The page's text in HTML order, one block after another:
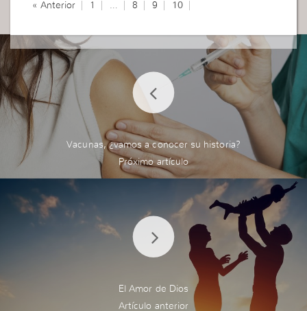
« Anterior 1 … 8 9 10
Vacunas, ¿vamos a conocer su historia?
El Amor de Dios